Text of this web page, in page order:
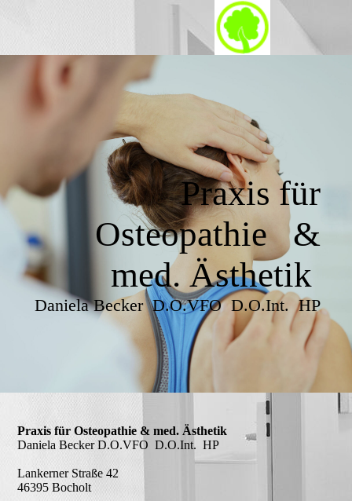
Praxis für
Osteopathie &
med. Ästhetik
Daniela Becker D.O.VFO D.O.Int. HP
Praxis für Osteopathie & med. Ästhetik
Daniela Becker D.O.VFO D.O.Int. HP
Lankerner Straße 42
46395 Bocholt